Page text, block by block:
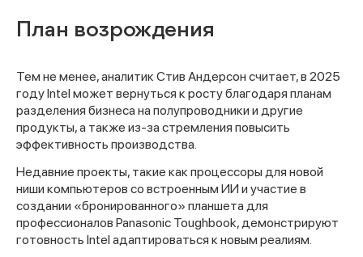
План возрождения
Тем не менее, аналитик Стив Андерсон считает, в 2025
году Intel может вернуться к росту благодаря планам
разделения бизнеса на полупроводники и другие
продукты, а также из-за стремления повысить
эффективность производства.
Недавние проекты, такие как процессоры для новой
ниши компьютеров со встроенным ИИ и участие в
создании «бронированного» планшета для
профессионалов Panasonic Toughbook, демонстрируют
готовность Intel адаптироваться к новым реалиям.